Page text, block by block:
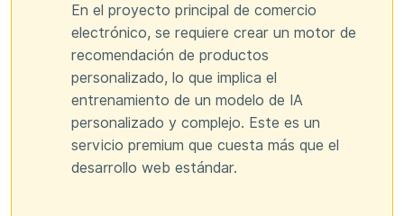
En el proyecto principal de comercio
electrónico, se requiere crear un motor de
recomendación de productos
personalizado, lo que implica el
entrenamiento de un modelo de IA
personalizado y complejo. Este es un
servicio premium que cuesta más que el
desarrollo web estándar.